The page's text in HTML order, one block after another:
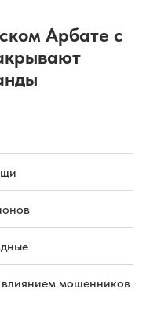
Арбате с
влиянием мошенников